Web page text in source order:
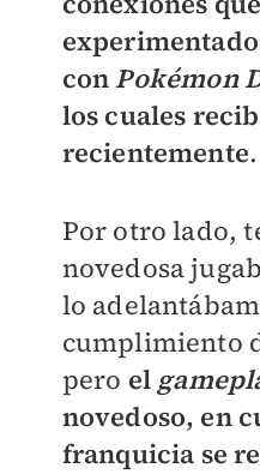
con Pokémon
los cuales
recientemente.
Por otro lado,
novedosa
lo
cumplimiento
pero el
novedoso, en
franquicia se